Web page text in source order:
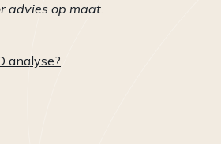
advies op maat.
analyse?